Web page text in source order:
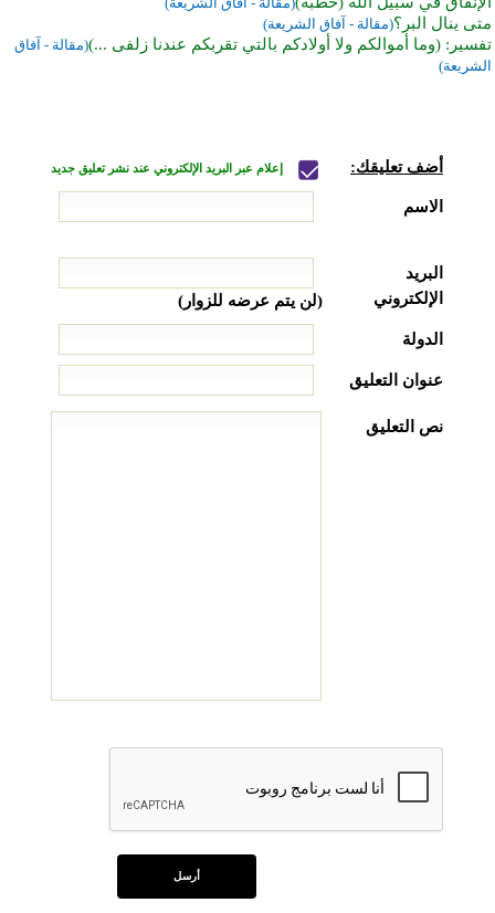
متى ينال البر؟(مقالة - آفاق الشريعة)
تفسير: (وما أموالكم ولا أولادكم بالتي تقربكم عندنا زلفى ...)(مقالة - آفاق
الشريعة)
أضف تعليقك: إعلام عبر البريد الإلكتروني عند نشر تعليق جديد
الاسم
البريد
الإلكتروني
(لن يتم عرضه للزوار)
الدولة
عنوان التعليق
نص التعليق